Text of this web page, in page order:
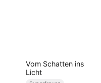
Vom Schatten ins
Licht